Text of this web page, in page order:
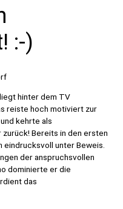
:-)
hinter dem TV
reiste hoch motiviert zur
kehrte als
Bereits in den ersten
eindrucksvoll unter Beweis.
der anspruchsvollen
dominierte er die
das